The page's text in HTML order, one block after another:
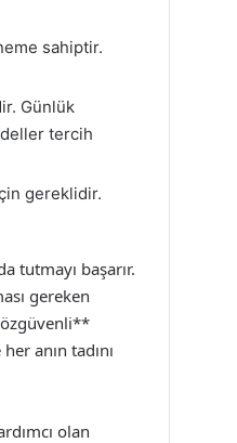
sahiptir.
Günlük
tercih
gereklidir.
tutmayı başarır.
gereken
anın tadını
olan